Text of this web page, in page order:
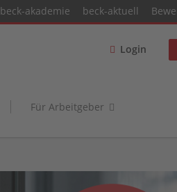
beck-akademie beck-aktuell
Login
Für Arbeitgeber